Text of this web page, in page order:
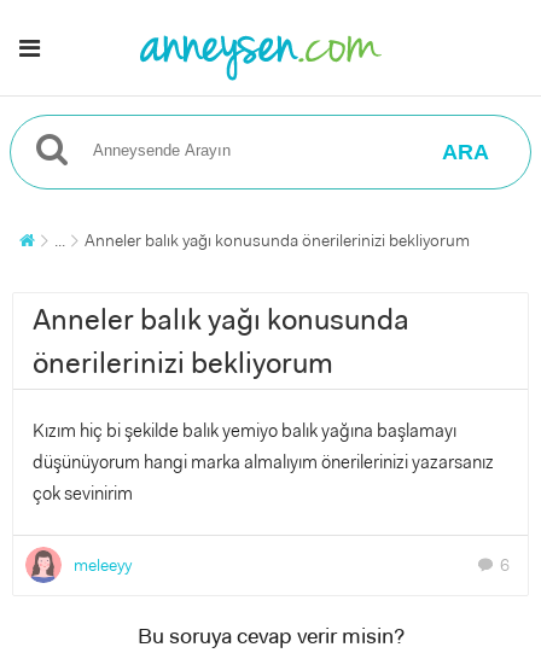
ARA
... Anneler balık yağı konusunda önerilerinizi bekliyorum
Anneler balık yağı konusunda
önerilerinizi bekliyorum
Kızım hiç bi şekilde balık yemiyo balık yağına başlamayı
düşünüyorum hangi marka almalıyım önerilerinizi yazarsanız
çok sevinirim
meleeyy chat 6
Bu soruya cevap verir misin?